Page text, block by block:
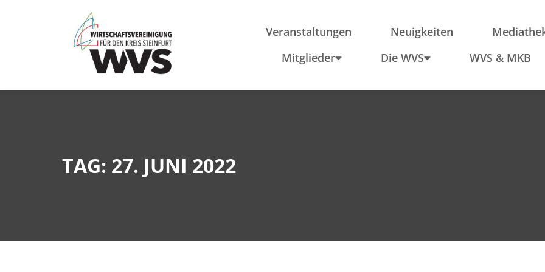
Veranstaltungen Neuigkeiten
Mitglieder
Die WVS WVS & MKB
Anfahrt
TAG: 27. JUNI 2022